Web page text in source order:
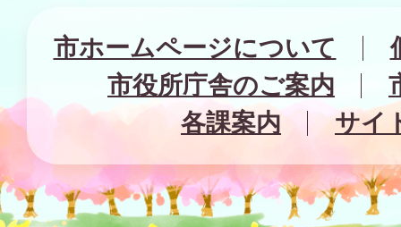
市ホームページについて
市役所庁舎のご案内
各課案内
サイ